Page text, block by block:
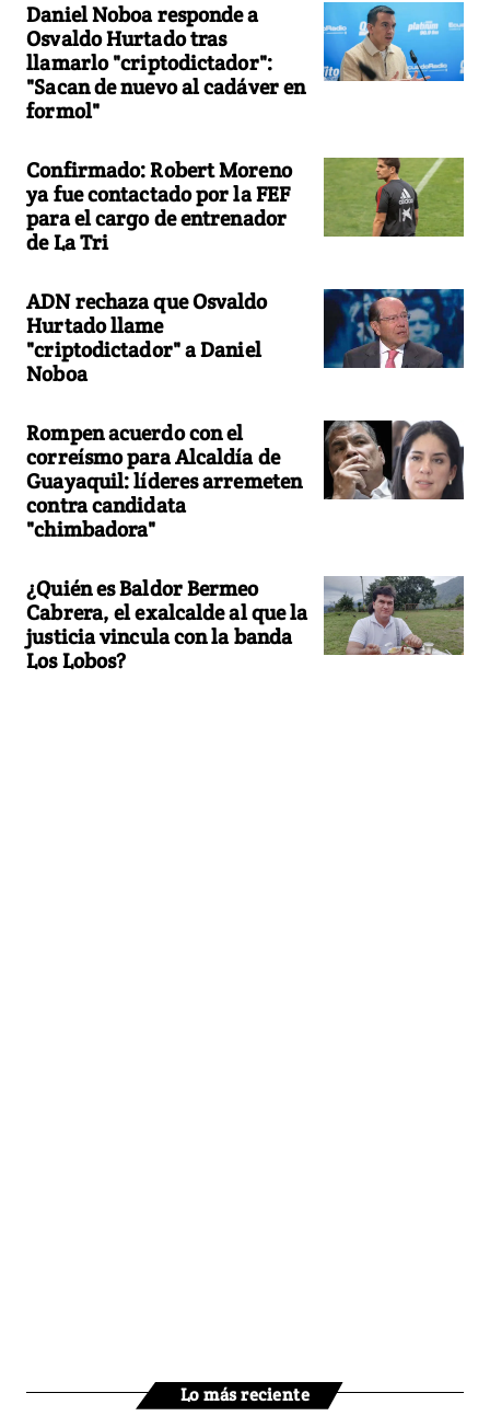
Daniel Noboa responde a
Osvaldo Hurtado tras
llamarlo "criptodictador":
"Sacan de nuevo al cadáver en
formol"
Confirmado: Robert Moreno
ya fue contactado por la FEF
para el cargo de entrenador
de La Tri
ADN rechaza que Osvaldo
Hurtado llame
"criptodictador" a Daniel
Noboa
Rompen acuerdo con el
correísmo para Alcaldía de
Guayaquil: líderes arremeten
contra candidata
"chimbadora"
¿Quién es Baldor Bermeo
Cabrera, el exalcalde al que la
justicia vincula con la banda
Los Lobos?
Lo más reciente